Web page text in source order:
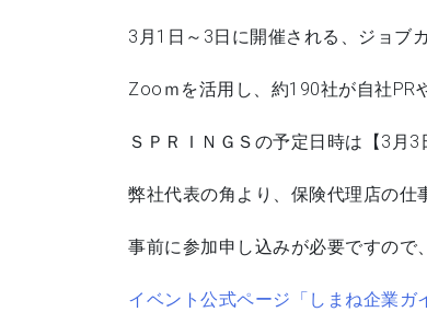
3月1日～3日に開催される、ジョブ
Zooｍを活用し、約190社が自社PR
ＳＰＲＩＮＧＳの予定日時は【3月
弊社代表の角より、保険代理店の仕
事前に参加申し込みが必要ですので
イベント公式ページ「しまね企業ガ